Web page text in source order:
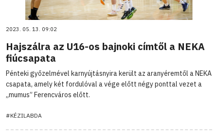
2023. 05. 13. 09:02
Hajszálra az U16-os bajnoki címtől a NEKA
fiúcsapata
Pénteki győzelmével karnyújtásnyira került az aranyéremtől a NEKA
csapata, amely két fordulóval a vége előtt négy ponttal vezet a
„mumus” Ferencváros előtt.
#KÉZILABDA